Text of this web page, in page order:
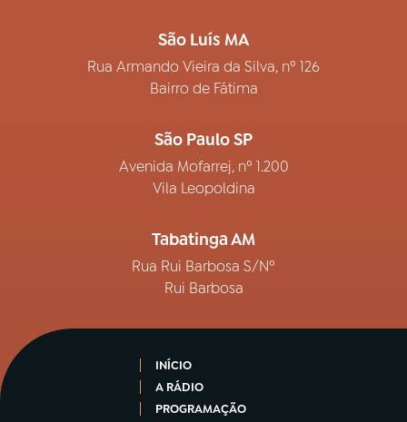
São Luís MA
Rua Armando Vieira da Silva, nº 126
Bairro de Fátima
São Paulo SP
Avenida Mofarrej, nº 1.200
Vila Leopoldina
Tabatinga AM
Rua Rui Barbosa S/Nº
Rui Barbosa
INÍCIO
A RÁDIO
PROGRAMAÇÃO